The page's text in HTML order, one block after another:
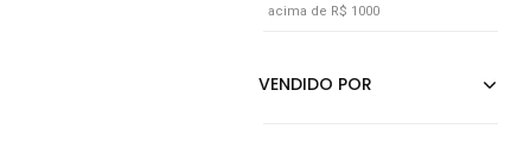
acima de R$ 1000